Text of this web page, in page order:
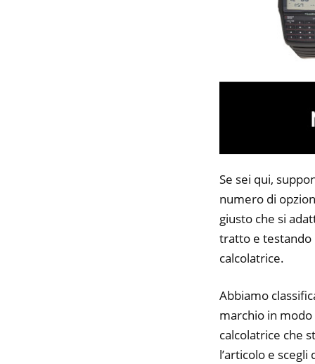
Se sei qui,
numero di
giusto che si
tratto e testando
calcolatrice.
Abbiamo
marchio in
calcolatrice che
l’articolo e